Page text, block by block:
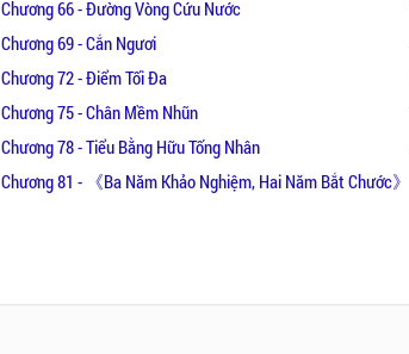
Chương 66 - Đường Vòng Cứu Nước
Chương 69 - Cắn Ngươi
Chương 72 - Điểm Tối Đa
Chương 75 - Chân Mềm Nhũn
Chương 78 - Tiểu Bằng Hữu Tống Nhân
Chương 81 - 《Ba Năm Khảo Nghiệm, Hai Năm Bắt Chước》